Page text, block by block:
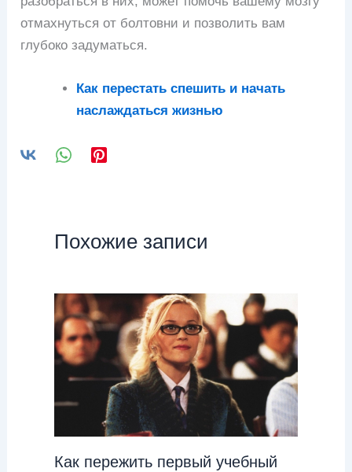
отмахнуться от болтовни и позволить вам
глубоко задуматься.
Как перестать спешить и начать
наслаждаться жизнью
Похожие записи
Как пережить первый учебный